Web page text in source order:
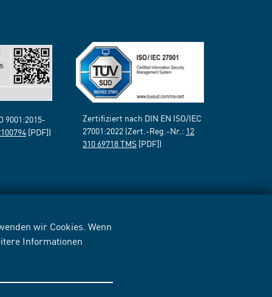
wir Cookies. Wenn
Informationen
9001:2015-
[PDF])
Zertifiziert nach DIN EN ISO/IEC
27001:2022 (Zert.-Reg.-Nr.: 12
310 69718 TMS [PDF])